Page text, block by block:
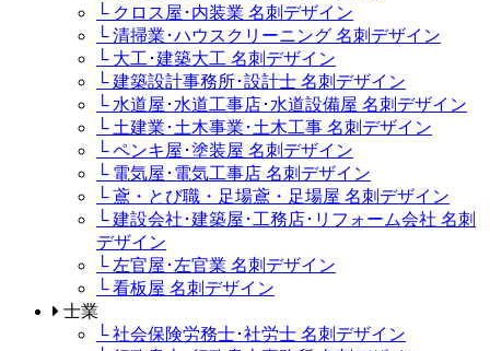
└ クロス屋･内装業 名刺デザイン
└ 清掃業･ハウスクリーニング 名刺デザイン
└ 大工･建築大工 名刺デザイン
└ 建築設計事務所･設計士 名刺デザイン
└ 水道屋･水道工事店･水道設備屋 名刺デザイン
└ 土建業･土木事業･土木工事 名刺デザイン
└ ペンキ屋･塗装屋 名刺デザイン
└ 電気屋･電気工事店 名刺デザイン
└ 鳶・とび職・足場鳶・足場屋 名刺デザイン
└ 建設会社･建築屋･工務店･リフォーム会社 名刺
デザイン
└ 左官屋･左官業 名刺デザイン
└ 看板屋 名刺デザイン
士業
└ 社会保険労務士･社労士 名刺デザイン